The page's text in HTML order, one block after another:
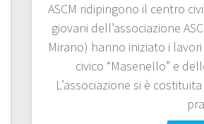
ASCM ridipingono il centro
giovani dell’associazione
Mirano) hanno iniziato i
civico “Masenello” e
L’associazione si è